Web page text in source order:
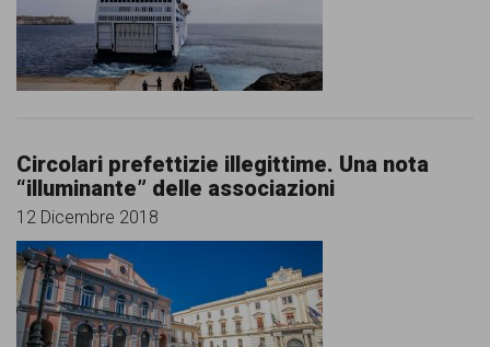
specificamente
dedicato
al
del
razzismo
curato
da
Lunaria
Circolari prefettizie illegittime. Una nota
“illuminante” delle associazioni
12 Dicembre 2018